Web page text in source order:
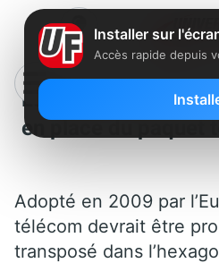
La France serait
en place du paquet
Adopté en 2009 par
télécom devrait être
transposé dans
Installer sur
Accès rapide depuis